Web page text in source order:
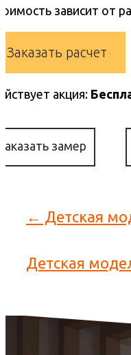
зависит от
Заказать расчет
акция:
замер
← Детская
Детская